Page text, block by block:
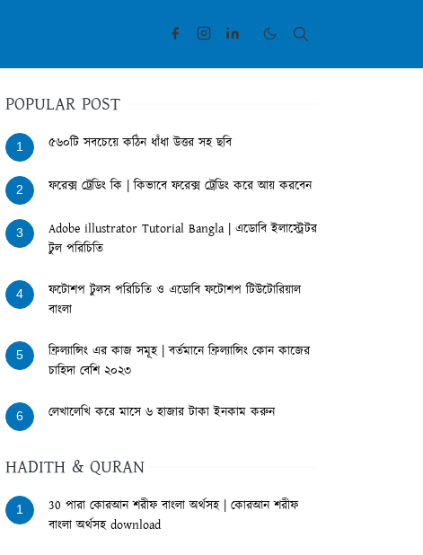
POPULAR POST
1 ৫৬০টি সবচেয়ে কঠিন ধাঁধা উত্তর সহ ছবি
2 ফরেক্স ট্রেডিং কি | কিভাবে ফরেক্স ট্রেডিং করে আয় করবেন
3
Adobe illustrator Tutorial Bangla | এডোবি ইলাস্ট্রেটর
টুল পরিচিতি
4
ফটোশপ টুলস পরিচিতি ও এডোবি ফটোশপ টিউটোরিয়াল
বাংলা
5
ফ্রিল্যান্সিং এর কাজ সমূহ | বর্তমানে ফ্রিল্যান্সিং কোন কাজের
চাহিদা বেশি ২০২৩
6 লেখালেখি করে মাসে ৬ হাজার টাকা ইনকাম করুন
HADITH & QURAN
1
30 পারা কোরআন শরীফ বাংলা অর্থসহ | কোরআন শরীফ
বাংলা অর্থসহ download